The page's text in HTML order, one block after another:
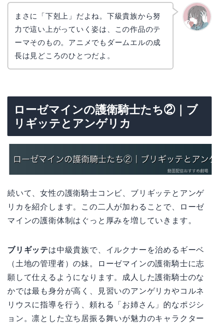
まさに「下剋上」だよね。下級貴族から努
力で這い上がっていく姿は、この作品のテ
ーマそのもの。アニメでもダームエルの成
長は見どころのひとつだよ。
ローゼマインの護衛騎士たち②｜ブ
リギッテとアンゲリカ
続いて、女性の護衛騎士コンビ、ブリギッテとアンゲ
リカを紹介します。この二人が加わることで、ローゼ
マインの護衛体制はぐっと厚みを増していきます。
ブリギッテは中級貴族で、イルクナーを治めるギーベ
（土地の管理者）の妹。ローゼマインの護衛騎士に志
願して仕えるようになります。成人した護衛騎士のな
かでは最も身分が高く、見習いのアンゲリカやコルネ
リウスに指導を行う、頼れる「お姉さん」的なポジシ
ョン。凛とした立ち居振る舞いが魅力のキャラクター